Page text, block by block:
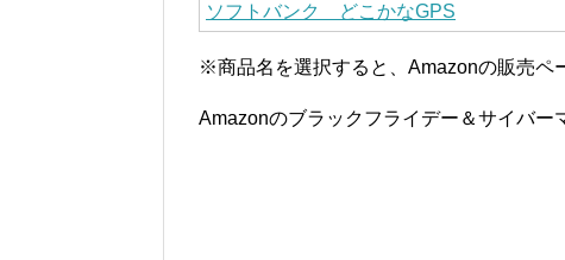
ソフトバンク どこかなGPS
※商品名を選択すると、Amazonの販売ペ
Amazonのブラックフライデー＆サイバー